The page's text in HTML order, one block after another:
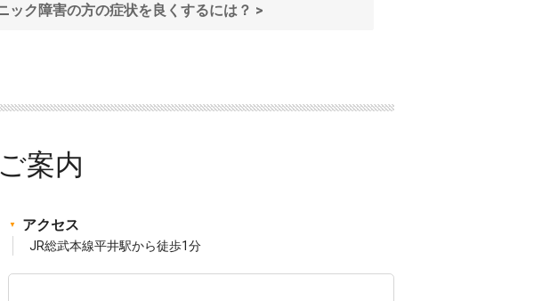
ック障害の方の症状を良くするには？ >
アクセス
JR総武本線平井駅から徒歩1分